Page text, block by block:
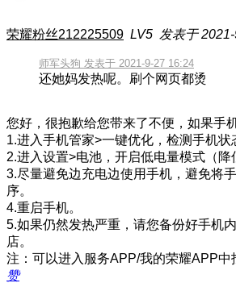
荣耀粉丝212225509 LV5 发表于
师军头狗 发表于 2021-9-27 16:24
还她妈发热呢。刷个网页都烫
您好，很抱歉给您带来了不便，如果手
1.进入手机管家>一键优化，检测手机状
2.进入设置>电池，开启低电量模式（
3.尽量避免边充电边使用手机，避免将
序。
4.重启手机。
5.如果仍然发热严重，请您备份好手机
店。
注：可以进入服务APP/我的荣耀APP中
赞